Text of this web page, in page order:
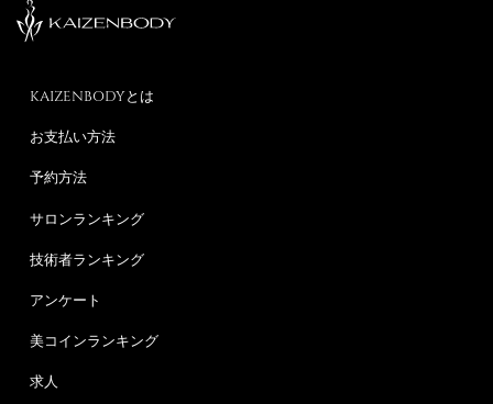
KAIZENBODYとは
お支払い方法
予約方法
サロンランキング
技術者ランキング
アンケート
美コインランキング
求人